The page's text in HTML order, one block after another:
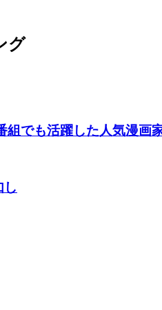
グ
組でも活躍した人気漫画
し